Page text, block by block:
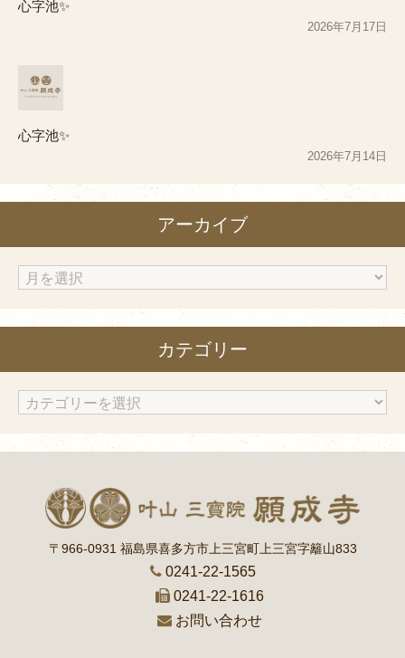
心字池✨
2026年7月17日
心字池✨
2026年7月14日
アーカイブ
ア
カ
ブ
カテゴリー
カ
ゴ
〒966-0931 福島県喜多方市上三宮町上三宮字籬山833
0241-22-1565
0241-22-1616
お問い合わせ